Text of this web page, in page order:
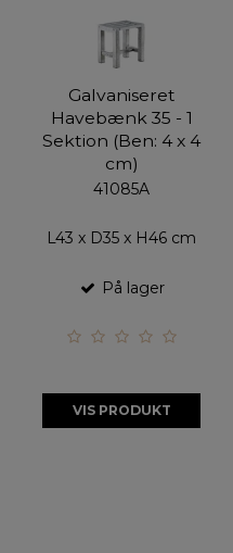
Galvaniseret
Havebænk 35 - 1
Sektion (Ben: 4 x 4
cm)
41085A
L43 x D35 x H46 cm
På lager
VIS PRODUKT